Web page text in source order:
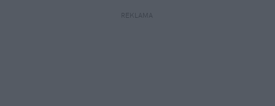
REKLAMA